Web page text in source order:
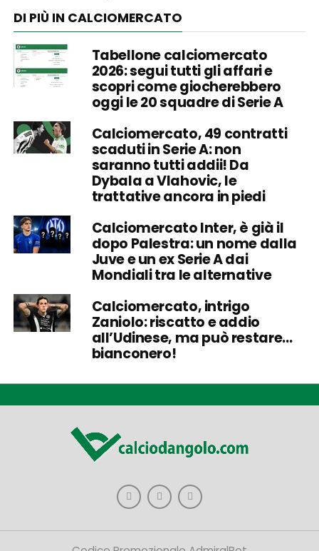
DI PIÙ IN CALCIOMERCATO
Tabellone calciomercato
2026: segui tutti gli affari e
scopri come giocherebbero
oggi le 20 squadre di Serie A
Calciomercato, 49 contratti
scaduti in Serie A: non
saranno tutti addii! Da
Dybala a Vlahovic, le
trattative ancora in piedi
Calciomercato Inter, è già il
dopo Palestra: un nome dalla
Juve e un ex Serie A dai
Mondiali tra le alternative
Calciomercato, intrigo
Zaniolo: riscatto e addio
all’Udinese, ma può restare…
bianconero!